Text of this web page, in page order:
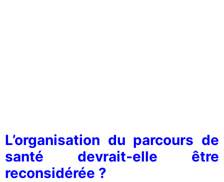
L’organisation du parcours de
santé devrait-elle être
reconsidérée ?